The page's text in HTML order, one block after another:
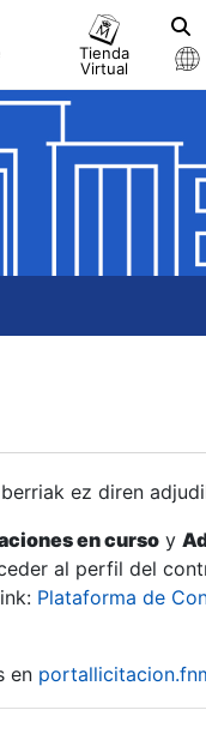
Tienda
Virtual
ez diren
en curso y
al perfil del
Plataforma de
en